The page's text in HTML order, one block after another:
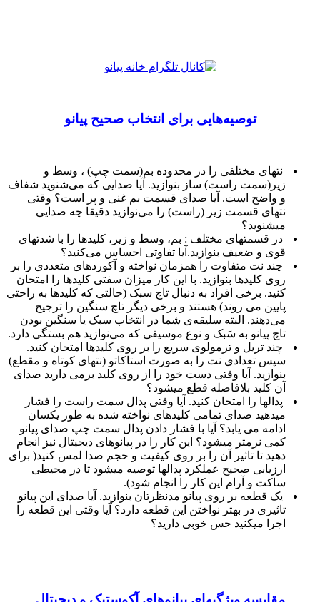
توصيه‌هايی برای انتخاب صحيح پیانو
نتهای مختلفی را در محدوده بم(سمت چپ) ، وسط و
زیر(سمت راست) ساز بنوازید. آیا صدایی که می‌شنوید شفاف
و واضح است. آیا صدای قسمت بم غنی و پر است؟ وقتی
نتهای قسمت زیر (راست) را می‌نوازید دقیقا چه صدایی
میشنوید؟
در قسمتهای مختلف : بم، وسط و زیر، کلیدها را با شدتهای
قوی و ضعیف بنوازید.آیا تفاوتی احساس می‌کنید؟
چند نت متفاوت را همزمان نواخته و آکوردهای متعددی را بر
روی کلیدها بنوازید. با این کار میزان سفتی کلیدها را امتحان
کنید. برخی افراد به دنبال تاچ سبک (حالتی که کلیدها به راحتی
پایین می روند) هستند و برخی دیگر تاچ سنگین را ترجیح
می‌دهند. البته سلیقه‌‌ی شما در انتخاب سبک یا سنگین بودن
تاچ پیانو به سَبک و نوع موسیقی که می‌نوازید هم بستگی دارد.
چند تریل و ترمولوی سریع را بر روی کلیدها امتحان کنید.
سپس تعدادی نت را به صورت استاکاتو (نتهای کوتاه و مقطع)
بنوازید. آیا وقتی دست خود را از روی کلید برمی دارید صدای
آن کلید بلافاصله قطع میشود؟
پدالها را امتحان کنید. آیا وقتی پدال سمت راست را فشار
میدهید صدای تمامی کلیدهای نواخته شده به طور یکسان
ادامه می یابد؟ آیا با فشار دادن پدال سمت چپ صدای پیانو
کمی نرمتر میشود؟ این کار را در پیانوهای دیجیتال نیز انجام
دهید تا تاثیر آن را بر روی کیفیت و حجم صدا لمس کنید( برای
ارزيابی صحیح عملكرد پدالها توصيه میشود تا در محيطی
ساكت و آرام اين كار را انجام شود).
یک قطعه بر روی پیانو مدنظرتان بنوازید. آیا صدای این پیانو
تاثیری در بهتر نواختن این قطعه دارد؟ آیا وقتی این قطعه را
اجرا میکنید حس خوبی دارید؟